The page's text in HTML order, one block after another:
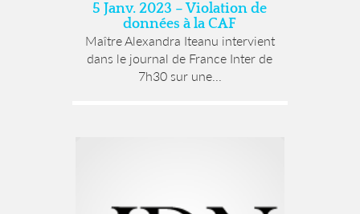
5 Janv. 2023 – Violation de
données à la CAF
Maître Alexandra Iteanu intervient
dans le journal de France Inter de
7h30 sur une...